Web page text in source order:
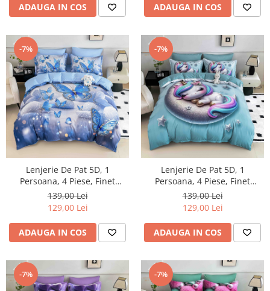
ADAUGA IN COS ADAUGA IN COS
-7%
Lenjerie De Pat 5D, 1
Persoana, 4 Piese, Finet
Premium
139,00 Lei
129,00 Lei
ADAUGA IN COS
-7%
Lenjerie De Pat 5D, 1
Persoana, 4 Piese, Finet
Premium
139,00 Lei
129,00 Lei
ADAUGA IN COS
-7% -7%